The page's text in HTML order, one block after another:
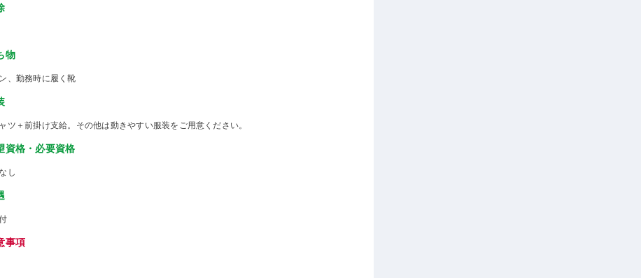
物
、勤務時に履く靴
ツ＋前掛け支給。その他は動きやすい服装をご用意ください。
資格・必要資格
し
事項